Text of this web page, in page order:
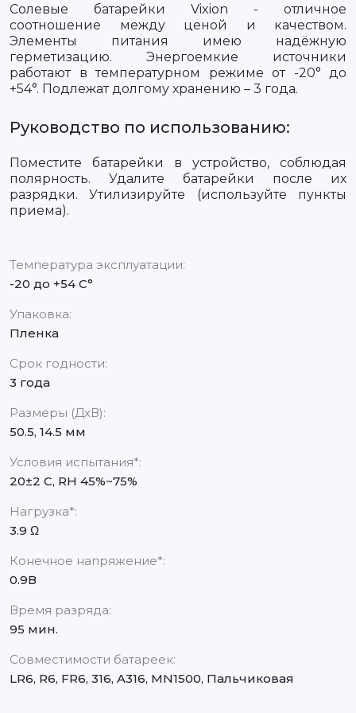
Солевые батарейки Vixion - отличное
соотношение между ценой и качеством.
Элементы питания имею надёжную
герметизацию. Энергоемкие источники
работают в температурном режиме от -20° до
+54°. Подлежат долгому хранению – 3 года.
Руководство по использованию:
Поместите батарейки в устройство, соблюдая
полярность. Удалите батарейки после их
разрядки. Утилизируйте (используйте пункты
приема).
Температура эксплуатации:
-20 до +54 С°
Упаковка:
Пленка
Срок годности:
3 года
Размеры (ДхВ):
50.5, 14.5 мм
Условия испытания*:
20±2 C, RH 45%~75%
Нагрузка*:
3.9 Ω
Конечное напряжение*:
0.9В
Время разряда:
95 мин.
Совместимости батареек:
LR6, R6, FR6, 316, A316, MN1500, Пальчиковая